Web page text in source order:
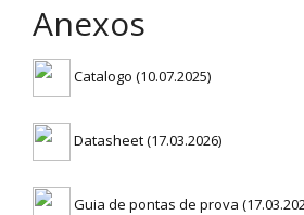
Anexos
Catalogo (10.07.2025)
Datasheet (17.03.2026)
Guia de pontas de prova